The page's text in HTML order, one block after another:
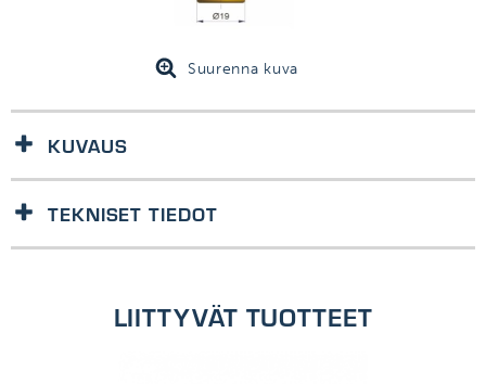
Suurenna kuva
KUVAUS
TEKNISET TIEDOT
LIITTYVÄT TUOTTEET